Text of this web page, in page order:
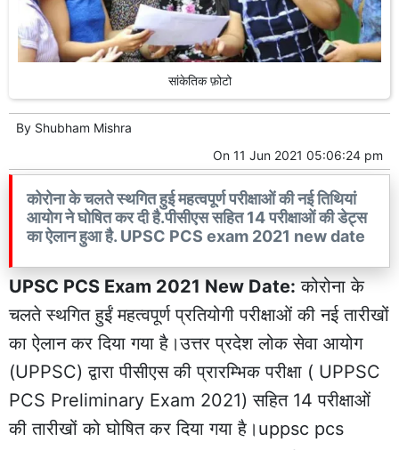
सांकेतिक फ़ोटो
By Shubham Mishra
On 11 Jun 2021 05:06:24 pm
कोरोना के चलते स्थगित हुई महत्वपूर्ण परीक्षाओं की नई तिथियां
आयोग ने घोषित कर दी है.पीसीएस सहित 14 परीक्षाओं की डेट्स
का ऐलान हुआ है. UPSC PCS exam 2021 new date
UPSC PCS Exam 2021 New Date: कोरोना के
चलते स्थगित हुईं महत्वपूर्ण प्रतियोगी परीक्षाओं की नई तारीखों
का ऐलान कर दिया गया है।उत्तर प्रदेश लोक सेवा आयोग
(UPPSC) द्वारा पीसीएस की प्रारम्भिक परीक्षा ( UPPSC
PCS Preliminary Exam 2021) सहित 14 परीक्षाओं
की तारीखों को घोषित कर दिया गया है।uppsc pcs